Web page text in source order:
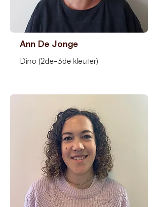
Ann De Jonge
Dino (2de-3de kleuter)